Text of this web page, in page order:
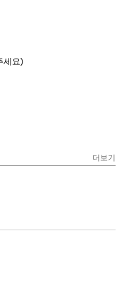
세요)
더보기